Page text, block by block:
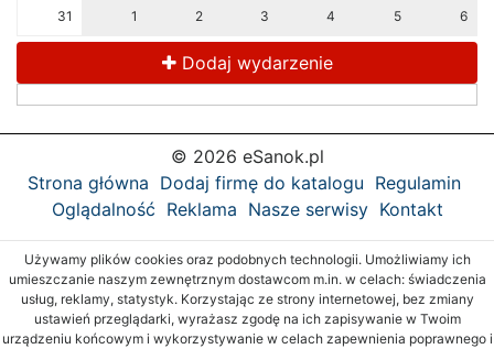
31 1 2 3 4 5 6
Dodaj wydarzenie
© 2026 eSanok.pl
Strona główna Dodaj firmę do katalogu Regulamin
Oglądalność Reklama Nasze serwisy Kontakt
Używamy plików cookies oraz podobnych technologii. Umożliwiamy ich
umieszczanie naszym zewnętrznym dostawcom m.in. w celach: świadczenia
usług, reklamy, statystyk. Korzystając ze strony internetowej, bez zmiany
ustawień przeglądarki, wyrażasz zgodę na ich zapisywanie w Twoim
urządzeniu końcowym i wykorzystywanie w celach zapewnienia poprawnego i